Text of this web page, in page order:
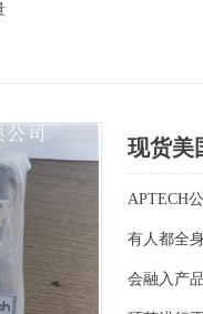
现货美
APTECH
有人都全
会融入产